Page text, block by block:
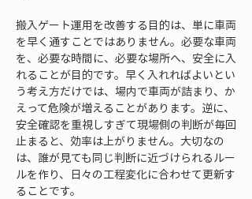
搬入ゲート運用を改善する目的は、単に車両
を早く通すことではありません。必要な車両
を、必要な時間に、必要な場所へ、安全に入
れることが目的です。早く入れればよいとい
う考え方だけでは、場内で車両が詰まり、か
えって危険が増えることがあります。逆に、
安全確認を重視しすぎて現場側の判断が毎回
止まると、効率は上がりません。大切なの
は、誰が見ても同じ判断に近づけられるルー
ルを作り、日々の工程変化に合わせて更新す
ることです。